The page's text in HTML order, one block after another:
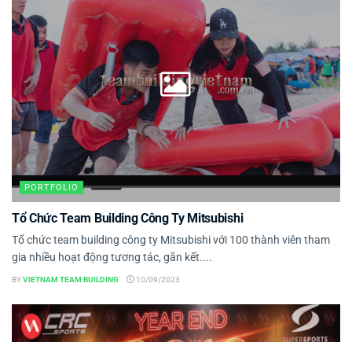
PORTFOLIO
Tổ Chức Team Building Công Ty Mitsubishi
Tổ chức team building công ty Mitsubishi với 100 thành viên tham
gia nhiều hoạt động tương tác, gắn kết....
BYVIETNAM TEAM BUILDING 10/09/2023